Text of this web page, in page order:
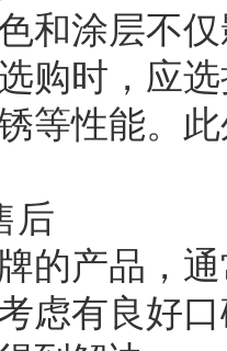
涂层不仅
购时，应
等性能。
后
产品，通
虑有良好